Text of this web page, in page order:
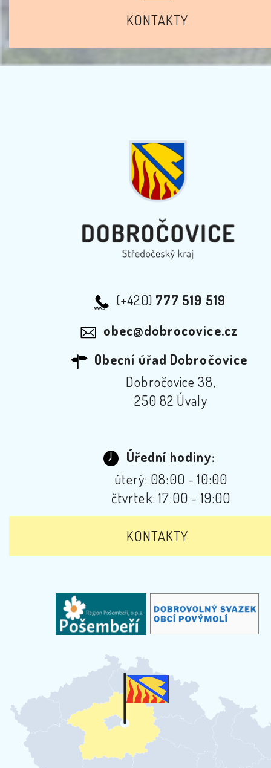
KONTAKTY
(+420) 777 519 519
obec@dobrocovice.cz
Obecní úřad Dobročovice
Dobročovice 38,
250 82 Úvaly
Úřední hodiny:
úterý: 08:00 - 10:00
čtvrtek: 17:00 - 19:00
KONTAKTY